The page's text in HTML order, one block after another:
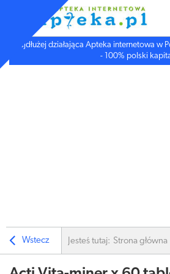
Najdłużej działająca Apteka internetowa w
- 100% polski
Wstecz Jesteś tutaj: Strona główna